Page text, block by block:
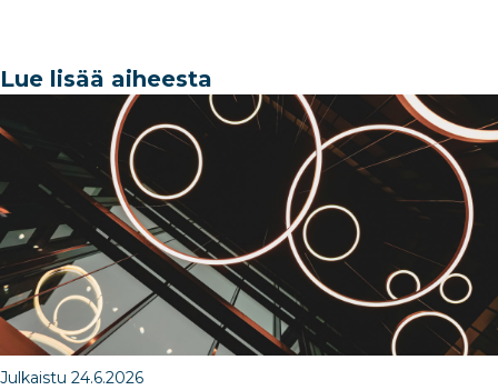
e
o
o
k
e
dI
n
e
ra dI
Lue lisää aiheesta
Julkaistu 24.6.2026